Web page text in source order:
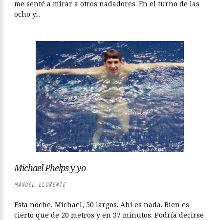
me senté a mirar a otros nadadores. En el turno de las
ocho y...
Michael Phelps y yo
MANUEL LLORENTE
Esta noche, Michael, 50 largos. Ahí es nada. Bien es
cierto que de 20 metros y en 37 minutos. Podría decirse